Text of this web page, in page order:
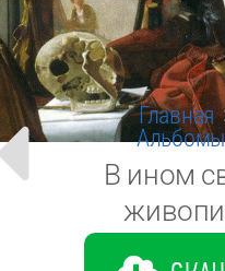
Главная
Альбомы
В ином